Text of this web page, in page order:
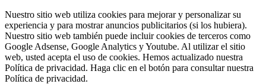
Nuestro sitio web utiliza cookies para mejorar y personalizar su
experiencia y para mostrar anuncios publicitarios (si los hubiera).
Nuestro sitio web también puede incluir cookies de terceros como
Google Adsense, Google Analytics y Youtube. Al utilizar el sitio
web, usted acepta el uso de cookies. Hemos actualizado nuestra
Política de privacidad. Haga clic en el botón para consultar nuestra
Política de privacidad.